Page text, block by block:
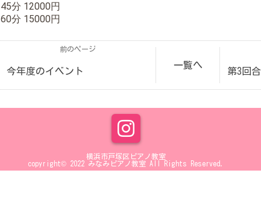
45分 12000円
60分 15000円
前のページ
今年度のイベント
一覧へ
第3回
横浜市戸塚区ピアノ教室
copyright© 2022 みなみピアノ教室 All Rights Reserved.